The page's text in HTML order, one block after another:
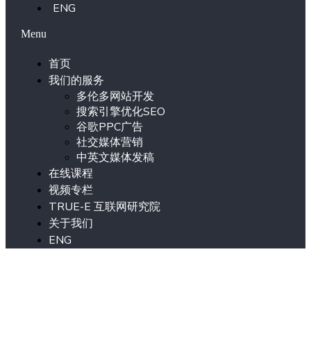
ENG
Menu
首页
我们的服务
多伦多网站开发
搜索引擎优化SEO
谷歌PPC广告
社交媒体营销
中英文媒体发稿
在线课程
视频专栏
TRUE-E 互联网研究院
关于我们
ENG